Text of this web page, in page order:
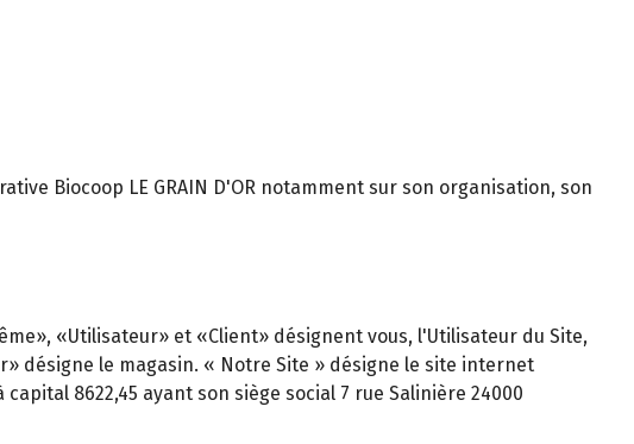
Biocoop LE GRAIN D'OR notamment sur son organisation, son
«Utilisateur» et «Client» désignent vous, l'Utilisateur du Site,
désigne le magasin. « Notre Site » désigne le site internet
8622,45 ayant son siège social 7 rue Salinière 24000